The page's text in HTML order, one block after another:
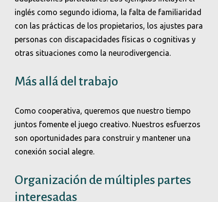
inglés como segundo idioma, la falta de familiaridad
con las prácticas de los propietarios, los ajustes para
personas con discapacidades físicas o cognitivas y
otras situaciones como la neurodivergencia.
Más allá del trabajo
Como cooperativa, queremos que nuestro tiempo
juntos fomente el juego creativo. Nuestros esfuerzos
son oportunidades para construir y mantener una
conexión social alegre.
Organización de múltiples partes
interesadas